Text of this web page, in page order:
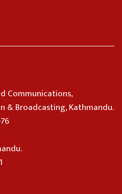
Communications,
Broadcasting, Kathmandu.